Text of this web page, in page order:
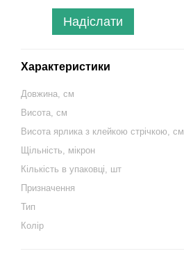
Надіслати
Характеристики
Довжина, см
Висота, см
Висота ярлика з клейкою стрічкою, см
Щільність, мікрон
Кількість в упаковці, шт
Призначення
Тип
Колір